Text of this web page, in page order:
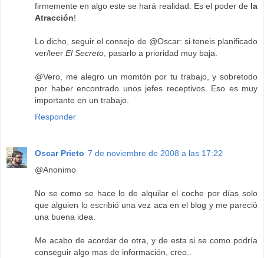
firmemente en algo este se hará realidad. Es el poder de la
Atracción!
Lo dicho, seguir el consejo de @Oscar: si teneis planificado
ver/leer El Secreto , pasarlo a prioridad muy baja.
@Vero, me alegro un momtón por tu trabajo, y sobretodo
por haber encontrado unos jefes receptivos. Eso es muy
importante en un trabajo.
Responder
Oscar Prieto 7 de noviembre de 2008 a las 17:22
@Anonimo
No se como se hace lo de alquilar el coche por días solo
que alguien lo escribió una vez aca en el blog y me pareció
una buena idea.
Me acabo de acordar de otra, y de esta si se como podría
conseguir algo mas de información, creo..